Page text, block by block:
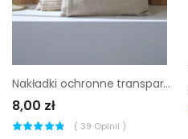
Nakładki ochronne transparentne 20 mm 4 szt. Standers
8,00 zł
( 39 Opinii )